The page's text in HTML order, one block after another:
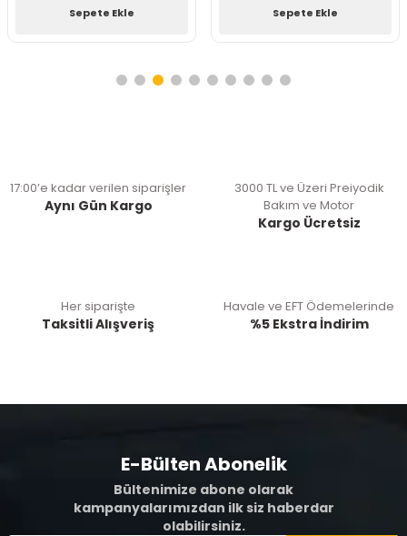
Sepete Ekle Sepete Ekle
17:00’e kadar verilen siparişler
Aynı Gün Kargo
3000 TL ve Üzeri Preiyodik
Bakım ve Motor
Kargo Ücretsiz
Her siparişte
Taksitli Alışveriş
Havale ve EFT Ödemelerinde
%5 Ekstra İndirim
E-Bülten Abonelik
Bültenimize abone olarak
kampanyalarımızdan ilk siz haberdar
olabilirsiniz.